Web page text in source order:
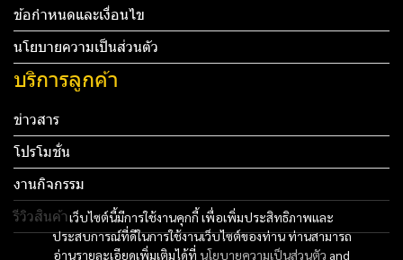
เว็บไซต์นี้มีการใช้งานคุกกี้ เพื่อเพิ่มประสิทธิภาพและ
ประสบการณ์ที่ดีในการใช้งานเว็บไซต์ของท่าน ท่านสามารถ
อ่านรายละเอียดเพิ่มเติมได้ที่ นโยบายความเป็นส่วนตัว and
ข้อกำหนดและเงื่อนไข
นโยบายความเป็นส่วนตัว
บริการลูกค้า
ข่าวสาร
โปรโมชั่น
งานกิจกรรม
รีวิวสินค้า
Tel: 012 345 67890 Email: mail@yourdomain.com